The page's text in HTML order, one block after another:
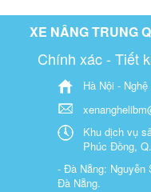
XE NÂNG TRUNG
Chính xác - Tiết
Hà Nội -
Khu dịch vụ
Phúc Đồng,
- Đà Nẵng: Nguyễn
Đà Nẵng.